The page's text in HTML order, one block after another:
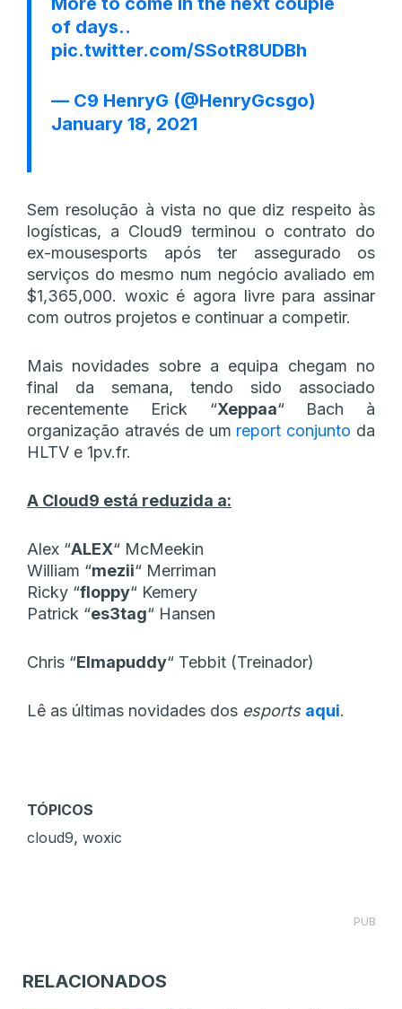
of days..
pic.twitter.com/SSotR8UDBh
— C9 HenryG (@HenryGcsgo)
January 18, 2021
Sem resolução à vista no que diz respeito às
logísticas, a Cloud9 terminou o contrato do
ex-mousesports após ter assegurado os
serviços do mesmo num negócio avaliado em
$1,365,000. woxic é agora livre para assinar
com outros projetos e continuar a competir.
Mais novidades sobre a equipa chegam no
final da semana, tendo sido associado
recentemente Erick “⁠Xeppaa⁠“Bach à
organização através de um report conjunto da
HLTV e 1pv.fr.
A Cloud9 está reduzida a:
Alex “⁠ALEX⁠“ McMeekin
William “⁠mezii⁠“ Merriman
Ricky “⁠floppy⁠“ Kemery
Patrick “⁠es3tag⁠“ Hansen
Chris “⁠Elmapuddy⁠“ Tebbit (Treinador)
Lê as últimas novidades dos esports aqui.
TÓPICOS
cloud9, woxic
PUB
RELACIONADOS